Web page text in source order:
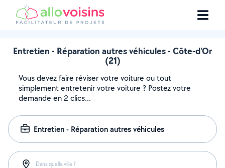
Entretien - Réparation autres véhicules - Côte-d'Or
(21)
Vous devez faire réviser votre voiture ou tout
simplement entretenir votre voiture ? Postez votre
demande en 2 clics...
Entretien - Réparation autres véhicules
Dans quelle ville ?